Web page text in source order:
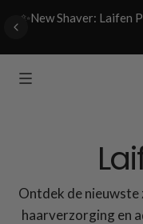
✨New Shaver: Laifen
Ontdek de
haarverzorging en